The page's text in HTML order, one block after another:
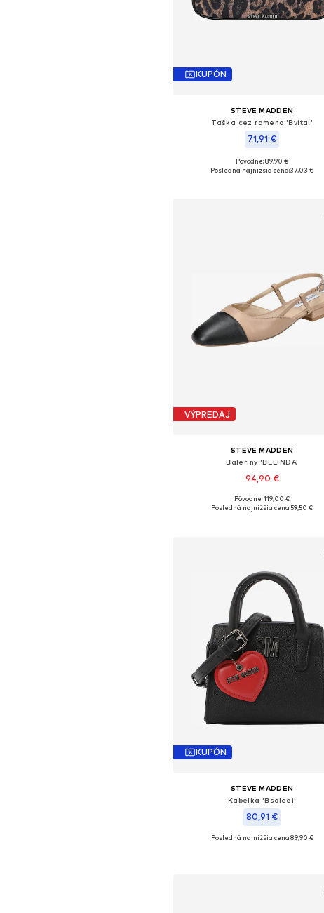
KUPÓN
STEVE MADDEN
Taška cez rameno 'Bvital'
71,91 €
Dostupné veľkosti: One Size
Pôvodne: 89,90 €
Posledná najnižšia cena:37,03 €
VÝPREDAJ
STEVE MADDEN
Baleríny 'BELINDA'
94,90 €
Dostupné veľkosti: 37, 38, 39, 40, 41
Pôvodne: 119,00 €
Posledná najnižšia cena:59,50 €
KUPÓN
STEVE MADDEN
Kabelka 'Bsoleei'
80,91 €
Dostupné veľkosti: One Size
Posledná najnižšia cena:89,90 €